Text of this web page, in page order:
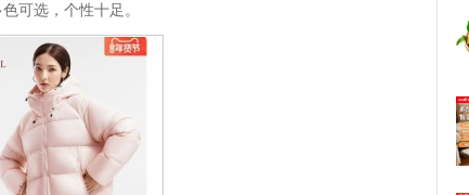
可选，个性十足。